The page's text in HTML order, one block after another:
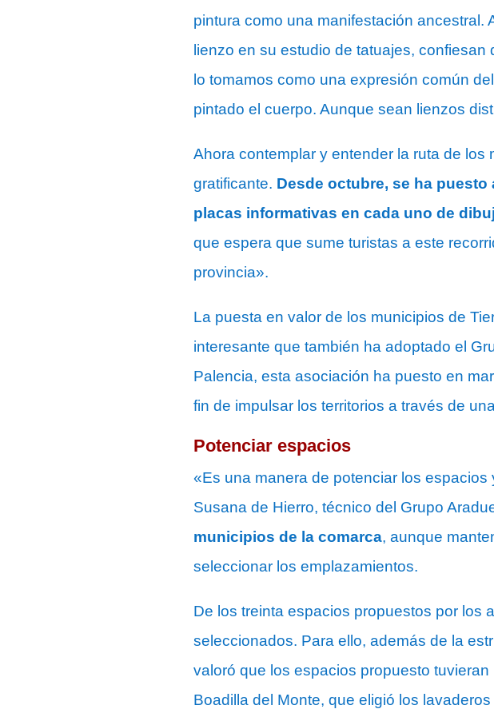
pintura como una manifestación ancestral.
lienzo en su estudio de tatuajes,
lo tomamos como una expresión común
pintado el cuerpo. Aunque sean lienzos
Ahora contemplar y entender la ruta de
gratificante. Desde octubre, se ha
placas informativas en cada uno de
que espera que sume turistas a este
provincia».
La puesta en valor de los municipios de
interesante que también ha adoptado el
Palencia, esta asociación ha puesto en
fin de impulsar los territorios a través de
Potenciar espacios
«Es una manera de potenciar los
Susana de Hierro, técnico del Grupo
municipios de la comarca, aunque
seleccionar los emplazamientos.
De los treinta espacios propuestos por los
seleccionados. Para ello, además de la
valoró que los espacios propuesto
Boadilla del Monte, que eligió los